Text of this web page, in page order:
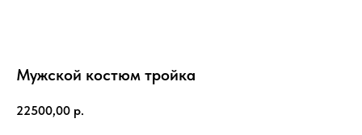
Мужской костюм тройка
22500,00 р.